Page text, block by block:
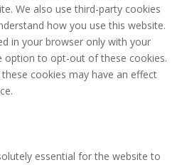
We also use third-party cookies
how you use this website.
in your browser only with your
option to opt-out of these cookies.
cookies may have an effect
essential for the website to